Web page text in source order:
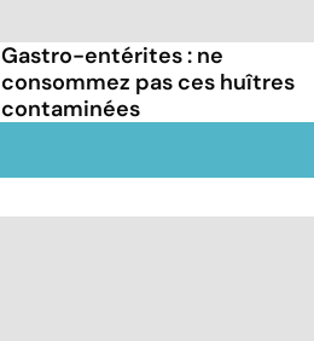
Gastro-entérites : ne
consommez pas ces huîtres
contaminées